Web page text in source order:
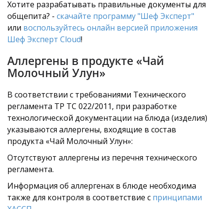
Хотите разрабатывать правильные документы для
общепита? - скачайте программу "Шеф Эксперт"
или воспользуйтесь онлайн версией приложения
Шеф Эксперт Cloud!
Аллергены в продукте «Чай
Молочный Улун»
В соответствии с требованиями Технического
регламента ТР ТС 022/2011, при разработке
технологической документации на блюда (изделия)
указываются аллергены, входящие в состав
продукта «Чай Молочный Улун»:
Отсутствуют аллергены из перечня технического
регламента.
Информация об аллергенах в блюде необходима
также для контроля в соответствие с принципами